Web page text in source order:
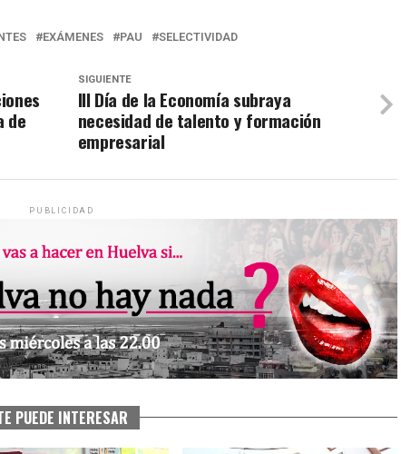
EXÁMENES PAU SELECTIVIDAD
SIGUIENTE
III Día de la Economía subraya
necesidad de talento y formación
empresarial
de
PUBLICIDAD
PUEDE INTERESAR